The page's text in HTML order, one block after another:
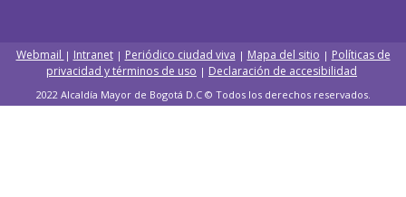
Webmail | Intranet| Periódico ciudad viva | Mapa del sitio | Políticas de
privacidad y términos de uso | Declaración de accesibilidad
2022 Alcaldía Mayor de Bogotá D.C © Todos los derechos reservados.